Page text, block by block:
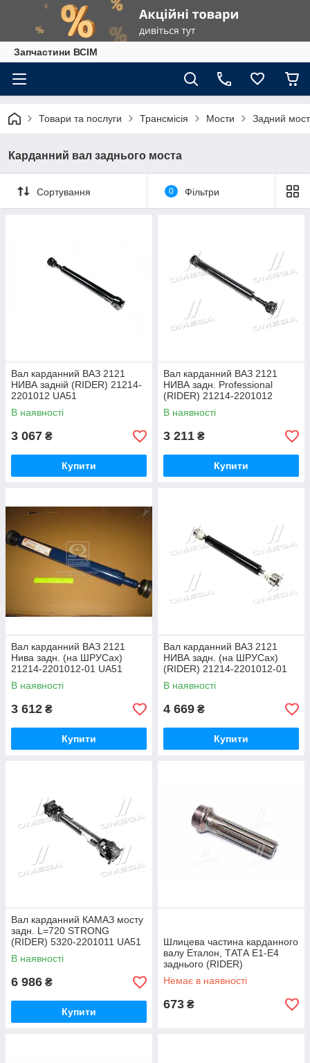
Запчастини ВСІМ
Товари та послуги Трансмісія Мости Задний мост
Карданний вал заднього моста
Сортування 0 Фільтри
Вал карданний ВАЗ 2121
НИВА задній (RIDER) 21214-
2201012 UA51
В наявності
3 067 ₴
Купити
Вал карданний ВАЗ 2121
НИВА задн. Professional
(RIDER) 21214-2201012
UA51
В наявності
3 211 ₴
Купити
Вал карданний ВАЗ 2121
Нива задн. (на ШРУСах)
21214-2201012-01 UA51
В наявності
3 612 ₴
Купити
Вал карданний ВАЗ 2121
НИВА задн. (на ШРУСах)
(RIDER) 21214-2201012-01
UA51
В наявності
4 669 ₴
Купити
Вал карданний КАМАЗ мосту
задн. L=720 STRONG
(RIDER) 5320-2201011 UA51
В наявності
6 986 ₴
Купити
Шлицева частина карданного
валу Еталон, ТАТА Е1-Е4
заднього (RIDER)
RD3124111702 UA51
Немає в наявності
673 ₴